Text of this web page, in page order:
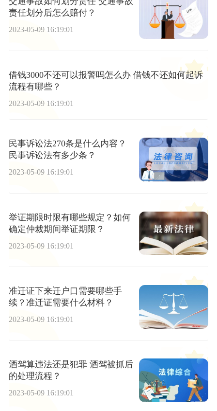
责任划分后怎么赔付？
2023-05-09 16:19:01
借钱3000不还可以报警吗怎么办 借钱不还如何起诉
流程有哪些？
2023-05-09 16:19:01
民事诉讼法270条是什么内容？
民事诉讼法有多少条？
2023-05-09 16:19:01
举证期限时限有哪些规定？如何
确定仲裁期间举证期限？
2023-05-09 16:19:01
准迁证下来迁户口需要哪些手
续？准迁证需要什么材料？
2023-05-09 16:19:01
酒驾算违法还是犯罪 酒驾被抓后
的处理流程？
2023-05-09 16:19:01